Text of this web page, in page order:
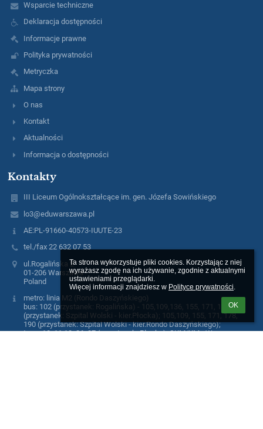
Ta strona wykorzystuje pliki cookies. Korzystając z niej
wyrażasz zgodę na ich używanie, zgodnie z aktualnymi
ustawieniami przeglądarki.
Więcej informacji znajdziesz w Polityce prywatności.
OK
Wsparcie techniczne
Deklaracja dostępności
Informacje prawne
Polityka prywatności
Metryczka
Mapa strony
O nas
Kontakt
Aktualności
Informacja o dostępności
Kontakty
III Liceum Ogólnokształcące im. gen. Józefa Sowińskiego
lo3@eduwarszawa.pl
AE:PL-91660-40573-IUUTE-23
tel./fax 22 632 07 53
ul.Rogalińska 2
01-206 Warszawa
Poland
metro: linia M2 (Rondo Daszyńskiego)
bus: 102 (przystanek: Rogalińska) - 105,109,136, 155, 171, 178, 190
(przystanek: Szpital Wolski - kier.Płocka); 105,109, 155, 171, 178,
190 (przystanek: Szpital Wolski - kier.Rondo Daszyńskiego);
tram: 10, 11,13, 26, 27 (przystanek: Płocka), SKM/KM - Warszawa